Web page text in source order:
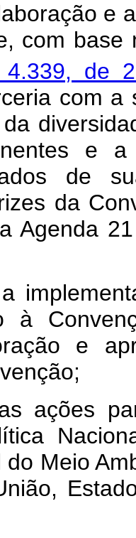
e
com
de
com a
e
de
da
Agenda
à
e
ações
Meio